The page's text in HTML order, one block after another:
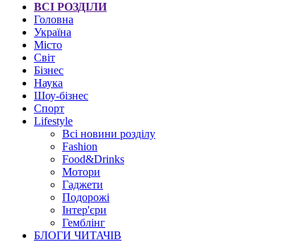
ВСІ РОЗДІЛИ
Головна
Україна
Місто
Світ
Бізнес
Наука
Шоу-бізнес
Спорт
Lifestyle
Всі новини розділу
Fashion
Food&Drinks
Мотори
Гаджети
Подорожі
Інтер'єри
Гемблінг
БЛОГИ ЧИТАЧІВ